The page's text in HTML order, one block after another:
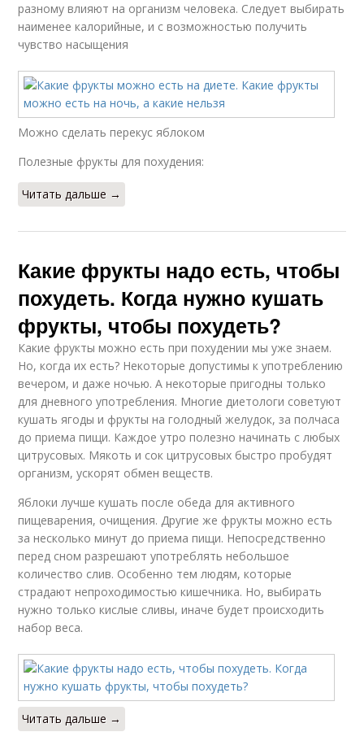
разному влияют на организм человека. Следует выбирать
наименее калорийные, и с возможностью получить
чувство насыщения
Можно сделать перекус яблоком
Полезные фрукты для похудения:
Читать дальше →
Какие фрукты надо есть, чтобы
похудеть. Когда нужно кушать
фрукты, чтобы похудеть?
Какие фрукты можно есть при похудении мы уже знаем.
Но, когда их есть? Некоторые допустимы к употреблению
вечером, и даже ночью. А некоторые пригодны только
для дневного употребления. Многие диетологи советуют
кушать ягоды и фрукты на голодный желудок, за полчаса
до приема пищи. Каждое утро полезно начинать с любых
цитрусовых. Мякоть и сок цитрусовых быстро пробудят
организм, ускорят обмен веществ.
Яблоки лучше кушать после обеда для активного
пищеварения, очищения. Другие же фрукты можно есть
за несколько минут до приема пищи. Непосредственно
перед сном разрешают употреблять небольшое
количество слив. Особенно тем людям, которые
страдают непроходимостью кишечника. Но, выбирать
нужно только кислые сливы, иначе будет происходить
набор веса.
Читать дальше →